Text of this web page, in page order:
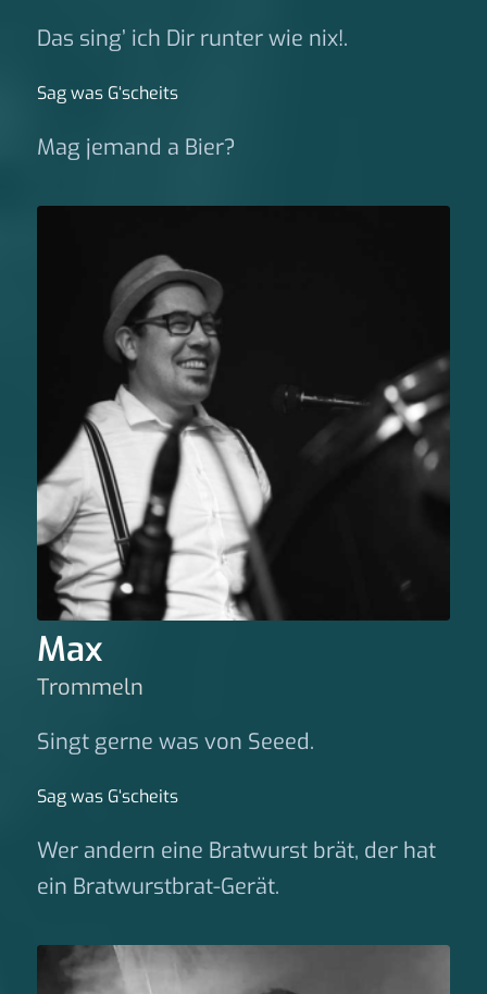
Das sing’ ich Dir runter wie nix!.
Sag was G‘scheits
Mag jemand a Bier?
Max
Trommeln
Singt gerne was von Seeed.
Sag was G‘scheits
Wer andern eine Bratwurst brät, der hat
ein Bratwurstbrat-Gerät.